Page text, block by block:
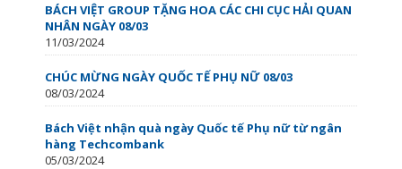
BÁCH VIỆT GROUP TẶNG HOA CÁC CHI CỤC HẢI QUAN
NHÂN NGÀY 08/03
11/03/2024
CHÚC MỪNG NGÀY QUỐC TẾ PHỤ NỮ 08/03
08/03/2024
Bách Việt nhận quà ngày Quốc tế Phụ nữ từ ngân
hàng Techcombank
05/03/2024